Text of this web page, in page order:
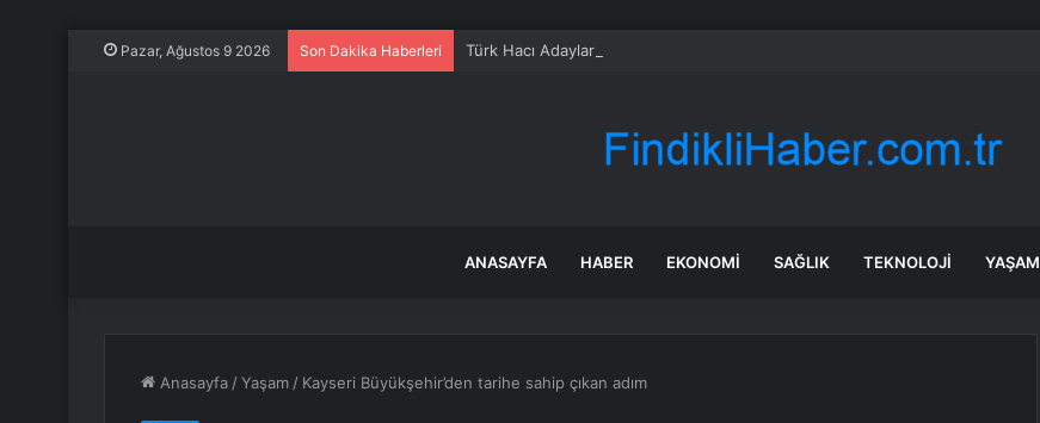
Pazar, Ağustos 9 2026 Son Dakika Haberleri Türk Hacı Adayları Arafat’a Hızla Ulaştı
ANASAYFA HABER EKONOMI SAĞLIK TEKNOLOJI YAŞAM
Anasayfa /Yaşam / Kayseri Büyükşehir’den tarihe sahip çıkan adım